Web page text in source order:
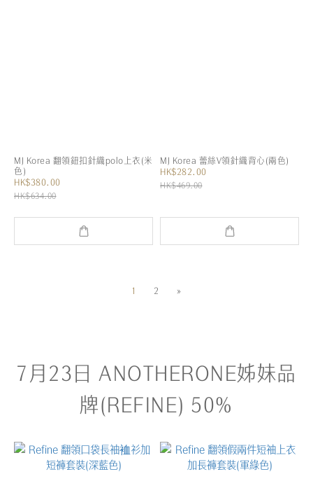
MJ Korea 翻領鈕扣針織polo上衣(米
色)
HK$380.00
HK$634.00
MJ Korea 蕾絲V領針織背心(兩色)
HK$282.00
HK$469.00
1 2 »
7月23日 ANOTHERONE姊妹品
牌(REFINE) 50%